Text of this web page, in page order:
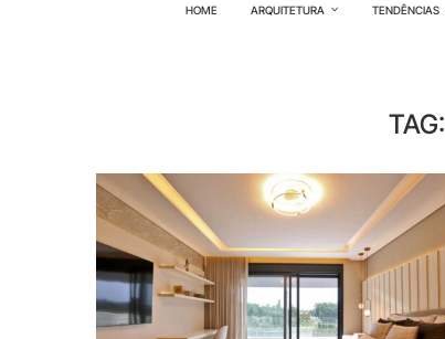
HOME ARQUITETURA TENDÊNCIAS
TAG: